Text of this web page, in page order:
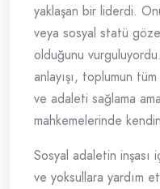
yaklaşan bir liderdi.
veya sosyal statü
olduğunu
anlayışı, toplumun
ve adaleti sağlama
mahkemelerinde
Sosyal adaletin
ve yoksullara yardım